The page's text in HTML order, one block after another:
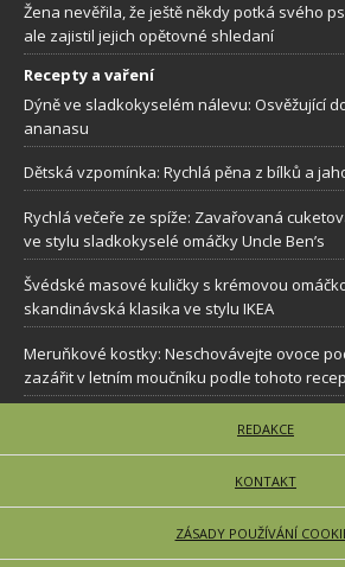
Žena nevěřila, že ještě někdy potká svého
ale zajistil jejich opětovné shledaní
Recepty a vaření
Dýně ve sladkokyselém nálevu: Osvěžující
ananasu
Dětská vzpomínka: Rychlá pěna z bílků a
Rychlá večeře ze spíže: Zavařovaná
ve stylu sladkokyselé omáčky Uncle Ben’s
Švédské masové kuličky s krémovou
skandinávská klasika ve stylu IKEA
Meruňkové kostky: Neschovávejte ovoce
zazářit v letním moučníku podle tohoto
REDAKCE
KONTAKT
ZÁSADY POUŽÍVÁNÍ